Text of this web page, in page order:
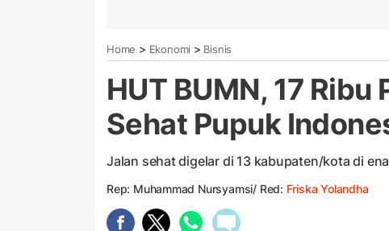
Home > Ekonomi > Bisnis
HUT BUMN, 17
Sehat Pupuk
Jalan sehat digelar di 13 kabupaten/kota di
Rep: Muhammad Nursyamsi/ Red: Friska Yolandha